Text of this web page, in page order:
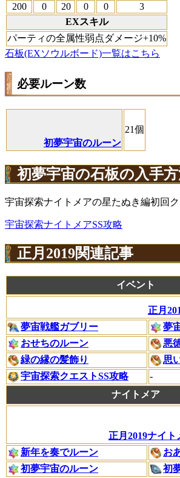
200 0 20 0 0
3
EXスキル
パーティの全属性弱点ダメージ+10%
石板(EXソウルボード)一覧はこちら
必要ルーン数
初夢宇宙のルーン
21個
初夢宇宙の石板の入手
宇宙探索ナイトメアの星たぬき編初回
宇宙探索ナイトメアSS攻略
正月2019関連記事
イベント
正月
夢宙戦艦ガブリー
夢
おせちのルーン
悪
緑の縁の髪飾り
思
宇宙探索クエストSS攻略
-
ナイトメア
正月2019ナイ
新年を奏でルーン
お
初夢宇宙のルーン
初